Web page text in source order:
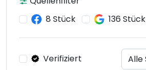
8 Stück
136 Stück
Verifiziert